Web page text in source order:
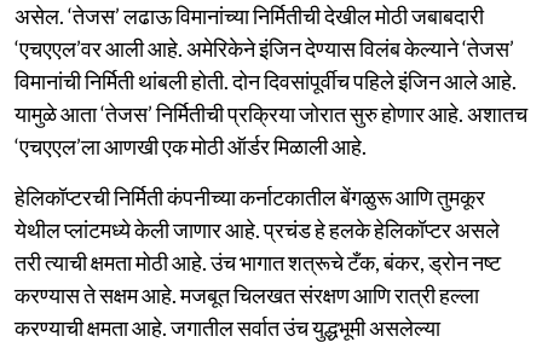
असेल. ‘तेजस’ लढाऊ विमानांच्या निर्मितीची देखील मोठी जबाबदारी
‘एचएएल’वर आली आहे. अमेरिकेने इंजिन देण्यास विलंब केल्याने ‘तेजस’
विमानांची निर्मिती थांबली होती. दोन दिवसांपूर्वीच पहिले इंजिन आले आहे.
यामुळे आता ‘तेजस’ निर्मितीची प्रक्रिया जोरात सुरु होणार आहे. अशातच
‘एचएएल’ला आणखी एक मोठी ऑर्डर मिळाली आहे.
हेलिकॉप्टरची निर्मिती कंपनीच्या कर्नाटकातील बेंगळुरू आणि तुमकूर
येथील प्लांटमध्ये केली जाणार आहे. प्रचंड हे हलके हेलिकॉप्टर असले
तरी त्याची क्षमता मोठी आहे. उंच भागात शत्रूचे टँक, बंकर, ड्रोन नष्ट
करण्यास ते सक्षम आहे. मजबूत चिलखत संरक्षण आणि रात्री हल्ला
करण्याची क्षमता आहे. जगातील सर्वात उंच युद्धभूमी असलेल्या